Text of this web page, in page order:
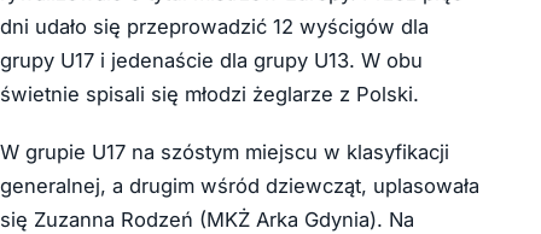
dni udało się przeprowadzić 12 wyścigów dla
grupy U17 i jedenaście dla grupy U13. W obu
świetnie spisali się młodzi żeglarze z Polski.
W grupie U17 na szóstym miejscu w klasyfikacji
generalnej, a drugim wśród dziewcząt, uplasowała
się Zuzanna Rodzeń (MKŻ Arka Gdynia). Na